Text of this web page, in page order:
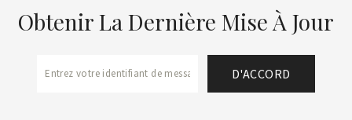
Obtenir La Dernière Mise À Jour